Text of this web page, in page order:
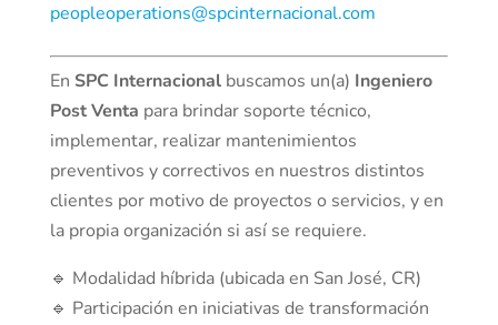
peopleoperations@spcinternacional.com
En SPC Internacionalbuscamos un(a) Ingeniero
Post Venta para brindar soporte técnico,
implementar, realizar mantenimientos
preventivos y correctivos en nuestros distintos
clientes por motivo de proyectos o servicios, y en
la propia organización si así se requiere.
🔹 Modalidad híbrida (ubicada en San José, CR)
🔹 Participación en iniciativas de transformación